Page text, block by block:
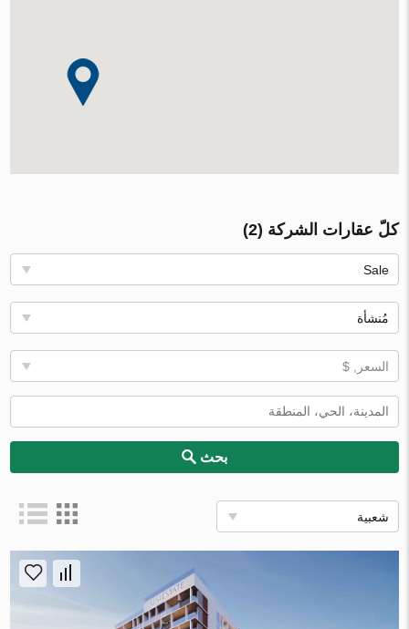
كلّ عقارات الشركة (2)
Sale
مُنشأة
السعر, $
بحث
شعبية